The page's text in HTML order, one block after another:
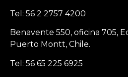
Tel: 56 2 2757 4200
Benavente 550, oficina 705,
Puerto Montt, Chile.
Tel: 56 65 225 6925